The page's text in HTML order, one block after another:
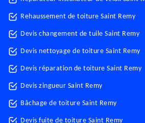
Rehaussement de toiture Saint Remy
Devis changement de tuile Saint Remy
Devis nettoyage de toiture Saint Remy
Devis réparation de toiture Saint Remy
Devis zingueur Saint Remy
Bâchage de toiture Saint Remy
Devis fuite de toiture Saint Remy